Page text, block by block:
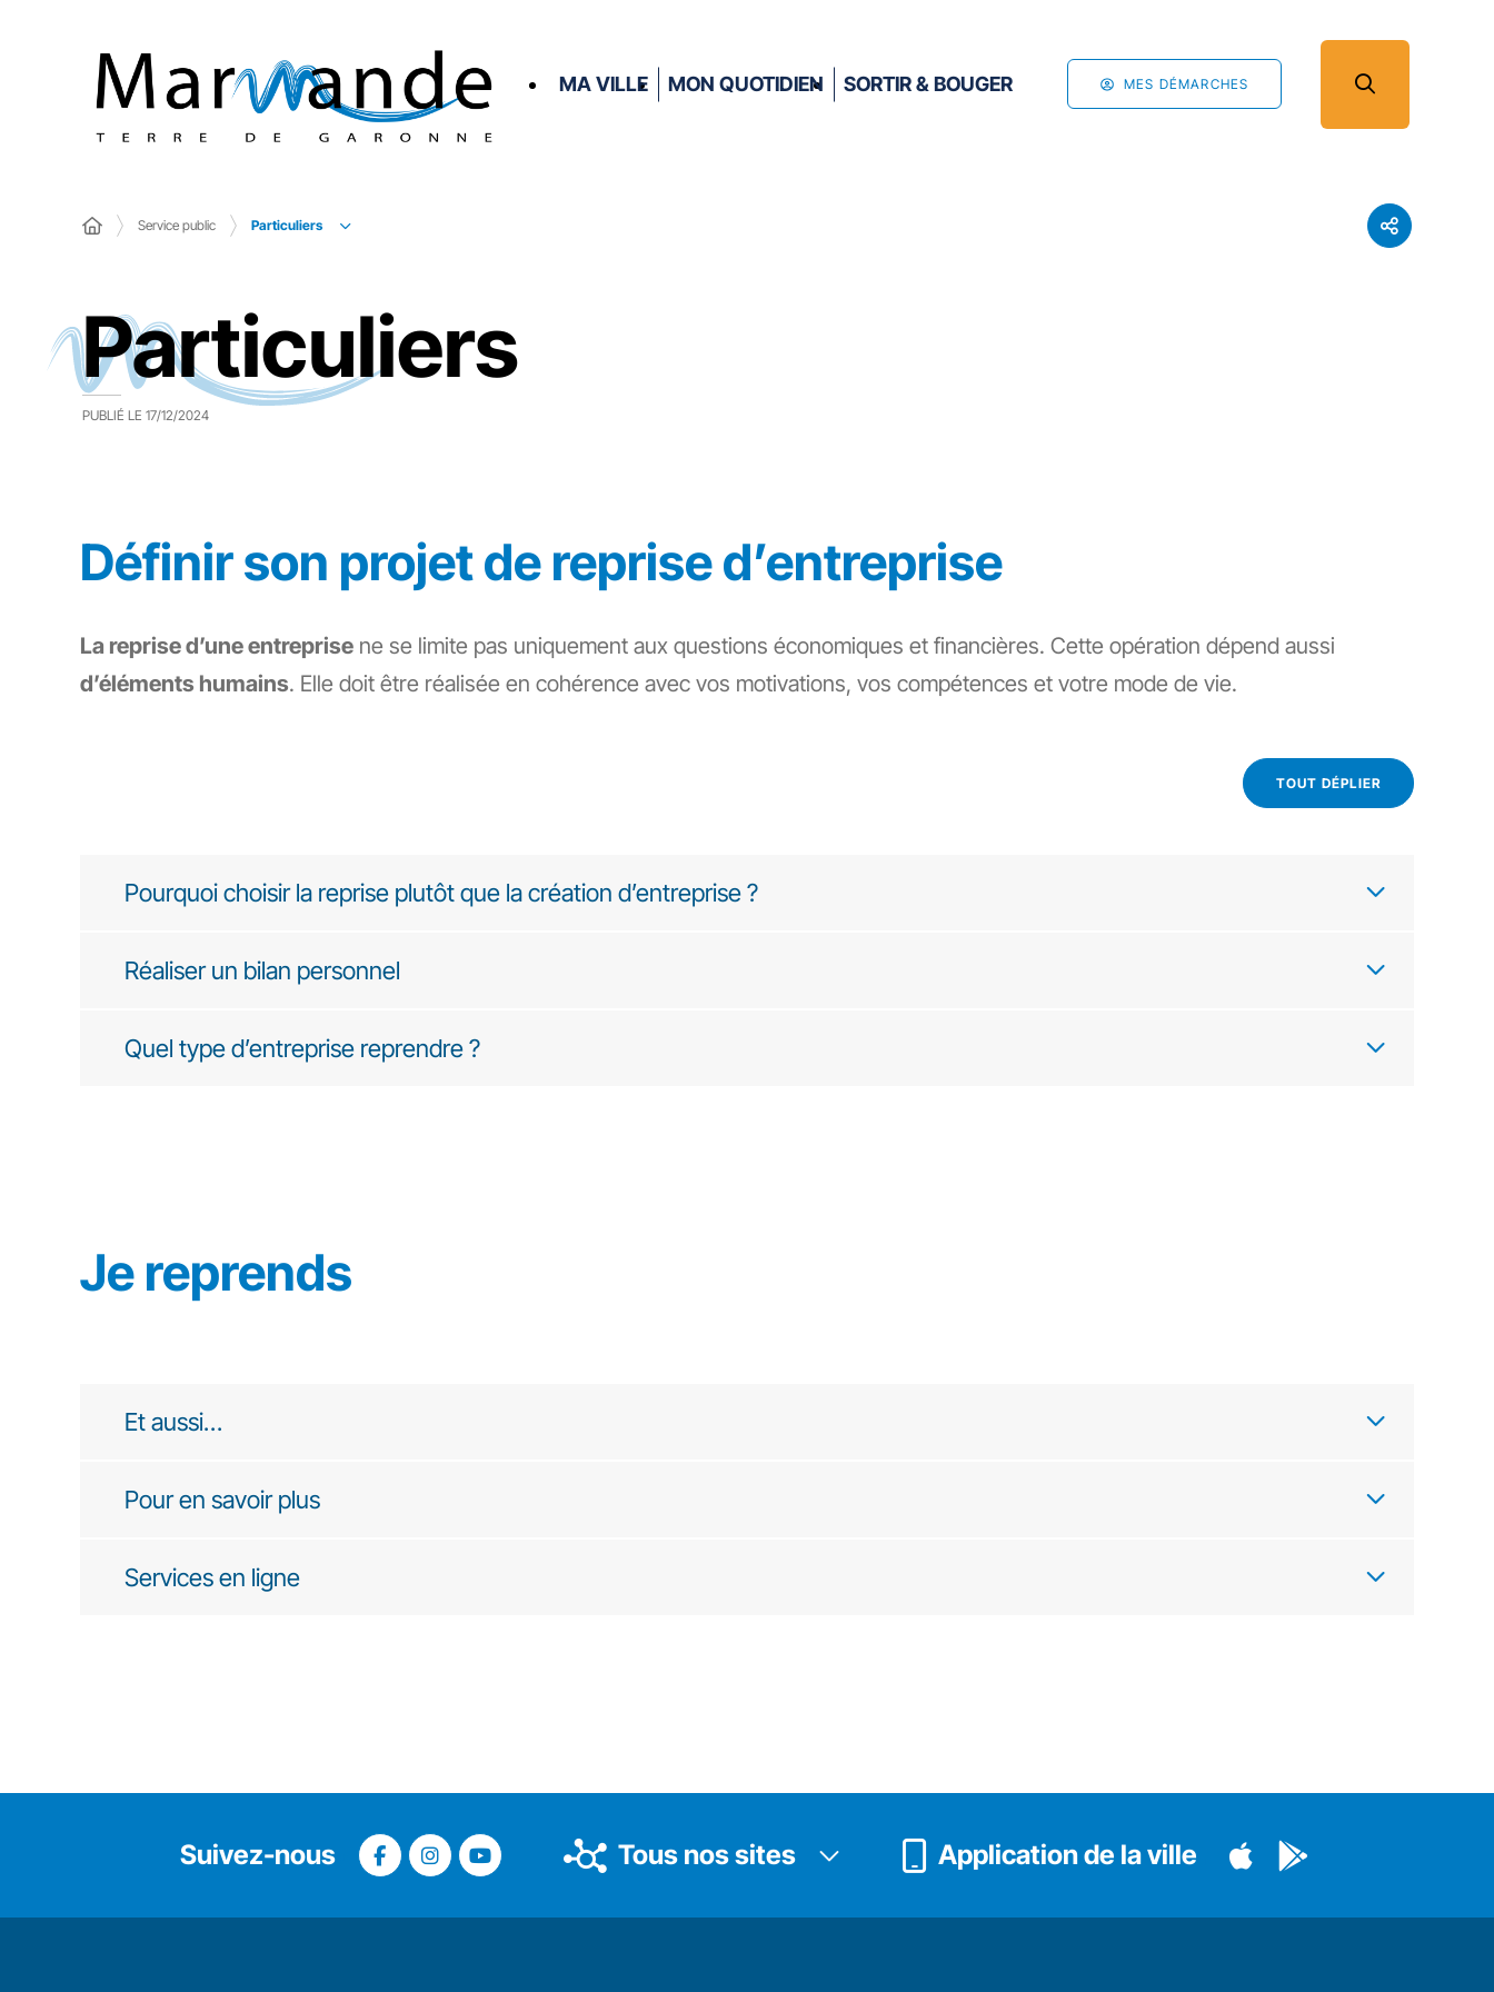
MA VILLE MON QUOTIDIEN SORTIR & BOUGER MES DÉMARCHES
Service public Particuliers
Particuliers
PUBLIÉ LE 17/12/2024
Définir son projet de reprise d’entreprise
La reprise d’une entreprise ne se limite pas uniquement aux questions économiques et financières. Cette opération dépend aussi
d’éléments humains. Elle doit être réalisée en cohérence avec vos motivations, vos compétences et votre mode de vie.
TOUT DÉPLIER
Pourquoi choisir la reprise plutôt que la création d’entreprise ?
Réaliser un bilan personnel
Quel type d’entreprise reprendre ?
Je reprends
Et aussi…
Pour en savoir plus
Services en ligne
Suivez-nous Tous nos sites Application de la ville